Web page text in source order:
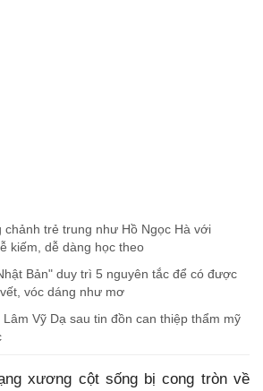
chảnh trẻ trung như Hồ Ngọc Hà với
kiếm, dễ dàng học theo
Bản" duy trì 5 nguyên tắc để có được
vóc dáng như mơ
Vỹ Dạ sau tin đồn can thiệp thẩm mỹ
xương cột sống bị cong tròn về